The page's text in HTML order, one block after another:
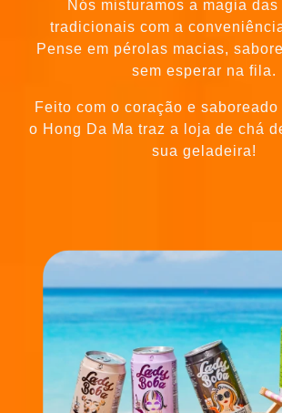
Pense em pérolas macias,
sem esperar na fila.
Feito com o coração e saboreado
sua geladeira!